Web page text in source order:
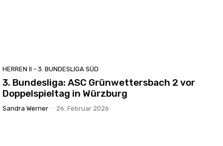
HERREN II - 3. BUNDESLIGA SÜD
3. Bundesliga: ASC Grünwettersbach 2 vor
Doppelspieltag in Würzburg
Sandra Werner - 26. Februar 2026